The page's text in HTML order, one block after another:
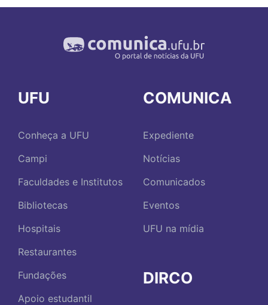
UFU
Conheça a UFU
Campi
Faculdades e Institutos
Bibliotecas
Hospitais
Restaurantes
Fundações
Apoio estudantil
COMUNICA
Expediente
Notícias
Comunicados
Eventos
UFU na mídia
DIRCO